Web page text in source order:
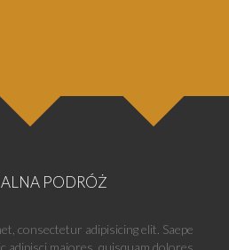
PODRÓŻ
consectetur adipisicing elit. Saepe